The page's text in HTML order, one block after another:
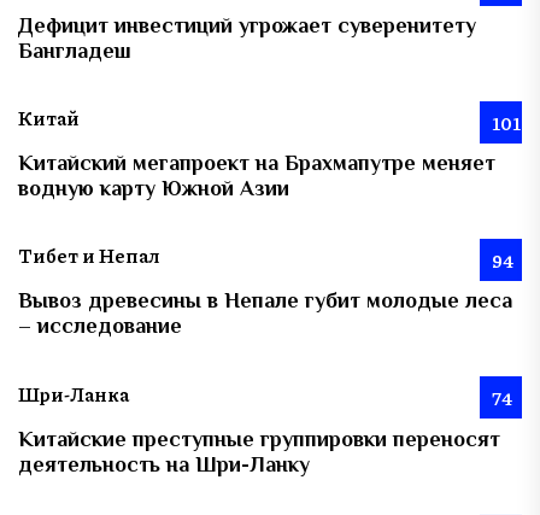
Дефицит инвестиций угрожает суверенитету
Бангладеш
Китай 101
Китайский мегапроект на Брахмапутре меняет
водную карту Южной Азии
Тибет и Непал 94
Вывоз древесины в Непале губит молодые леса
– исследование
Шри-Ланка 74
Китайские преступные группировки переносят
деятельность на Шри-Ланку